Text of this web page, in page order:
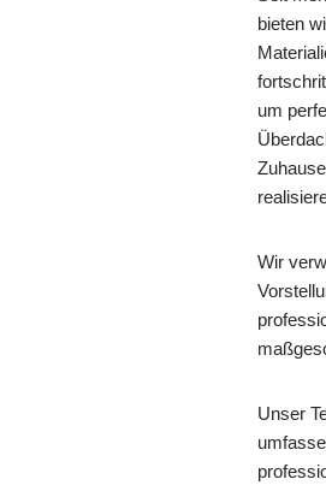
bieten
um
Wir
Unser